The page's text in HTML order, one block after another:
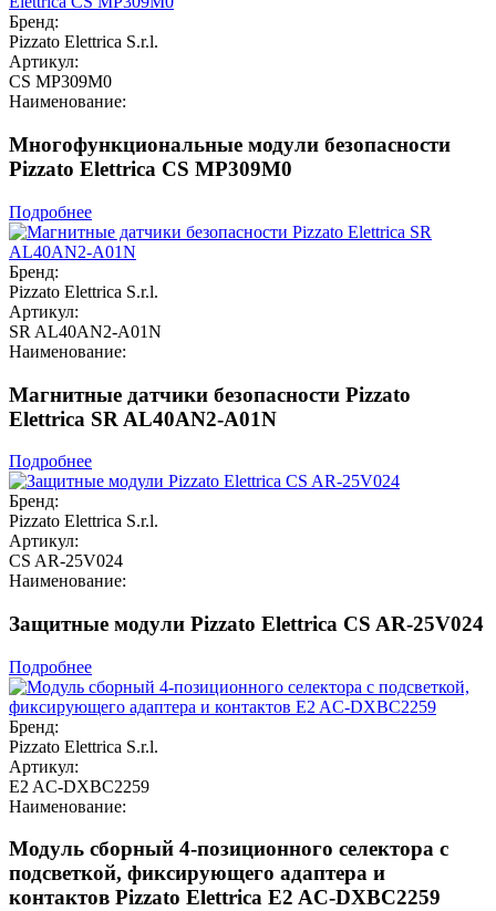
Бренд:
Pizzato Elettrica S.r.l.
Артикул:
CS MP309M0
Наименование:
Многофункциональные модули безопасности
Pizzato Elettrica CS MP309M0
Подробнее
Бренд:
Pizzato Elettrica S.r.l.
Артикул:
SR AL40AN2-A01N
Наименование:
Магнитные датчики безопасности Pizzato
Elettrica SR AL40AN2-A01N
Подробнее
Бренд:
Pizzato Elettrica S.r.l.
Артикул:
CS AR-25V024
Наименование:
Защитные модули Pizzato Elettrica CS AR-25V024
Подробнее
Бренд:
Pizzato Elettrica S.r.l.
Артикул:
E2 AC-DXBC2259
Наименование:
Модуль сборный 4-позиционного селектора с
подсветкой, фиксирующего адаптера и
контактов Pizzato Elettrica E2 AC-DXBC2259